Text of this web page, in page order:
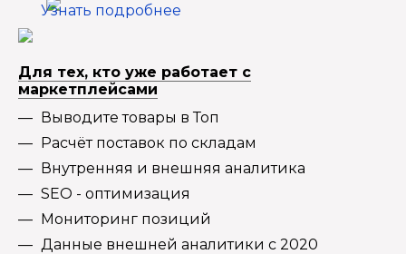
Узнать подробнее
Для тех, кто уже работает с
маркетплейсами
Выводите товары в Топ
Расчёт поставок по складам
Внутренняя и внешняя аналитика
SEO - оптимизация
Мониторинг позиций
Данные внешней аналитики с 2020